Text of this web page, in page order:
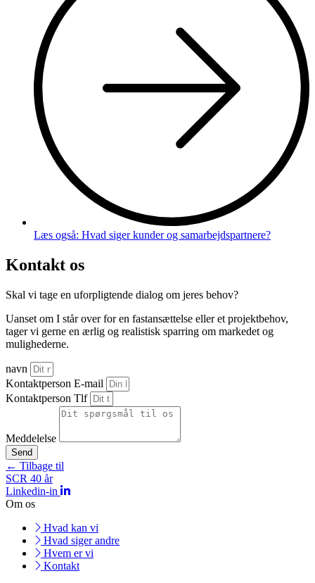
Læs også: Hvad siger kunder og samarbejdspartnere?
Kontakt os
Skal vi tage en uforpligtende dialog om jeres behov?
Uanset om I står over for en fastansættelse eller et projektbehov,
tager vi gerne en ærlig og realistisk sparring om markedet og
mulighederne.
navn
Kontaktperson E-mail
Kontaktperson Tlf
Meddelelse
Send
← Tilbage til
SCR 40 år
Linkedin-in
Om os
Hvad kan vi
Hvad siger andre
Hvem er vi
Kontakt